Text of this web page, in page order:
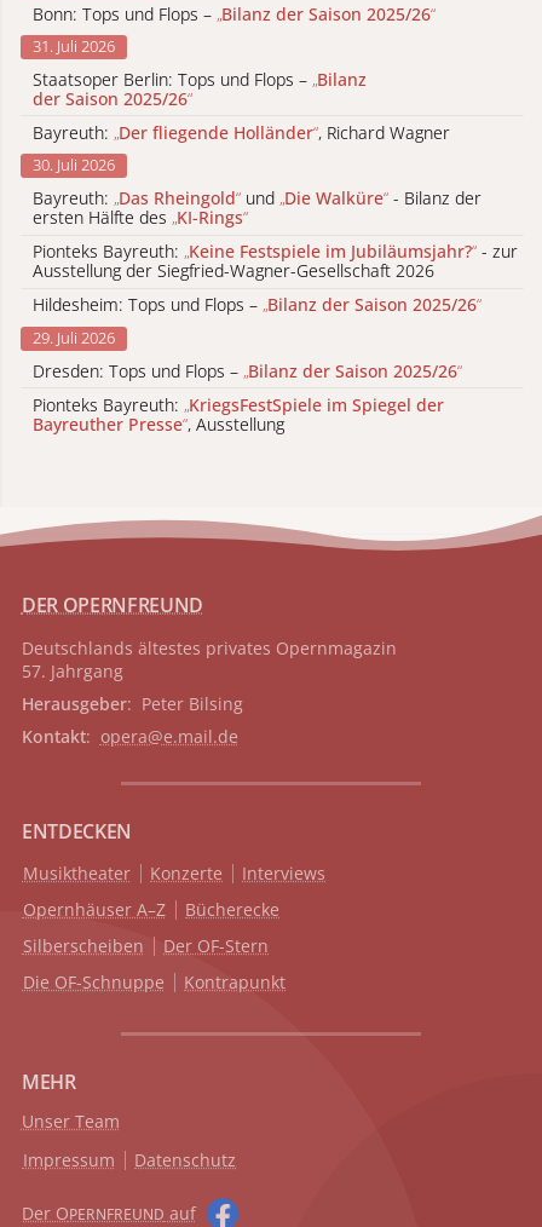
Bonn: Tops und Flops – „Bilanz der Saison 2025/26“
31. Juli 2026
Staatsoper Berlin: Tops und Flops – „Bilanz
der Saison 2025/26“
Bayreuth: „Der fliegende Holländer“, Richard Wagner
30. Juli 2026
Bayreuth: „Das Rheingold“ und „Die Walküre“ - Bilanz der
ersten Hälfte des „KI-Rings“
Pionteks Bayreuth: „Keine Festspiele im Jubiläumsjahr?“ - zur
Ausstellung der Siegfried-Wagner-Gesellschaft 2026
Hildesheim: Tops und Flops – „Bilanz der Saison 2025/26“
29. Juli 2026
Dresden: Tops und Flops – „Bilanz der Saison 2025/26“
Pionteks Bayreuth: „KriegsFestSpiele im Spiegel der
Bayreuther Presse“, Ausstellung
DER OPERNFREUND
Deutschlands ältestes privates Opernmagazin
57. Jahrgang
Herausgeber: Peter Bilsing
Kontakt: opera@e.mail.de
ENTDECKEN
Musiktheater Konzerte
Interviews
Opernhäuser A–Z
Bücherecke
Silberscheiben
Der OF-Stern
Die OF-Schnuppe
Kontrapunkt
MEHR
Unser Team
Impressum
Datenschutz
Der OPERNFREUND auf